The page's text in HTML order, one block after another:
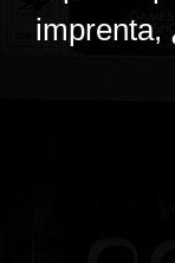
imprenta,